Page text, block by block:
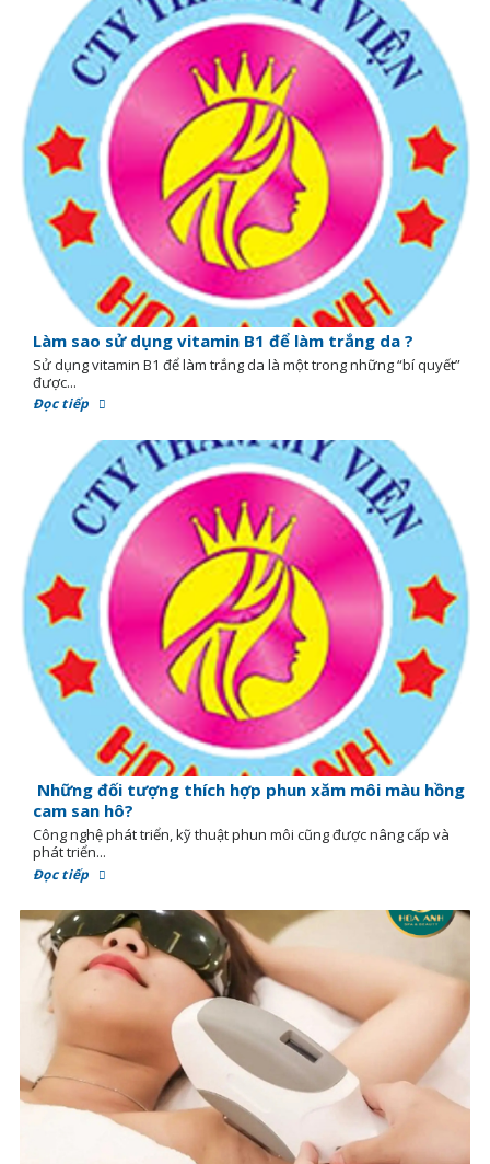
Làm sao sử dụng vitamin B1 để làm trắng da ?
Sử dụng vitamin B1 để làm trắng da là một trong những “bí quyết”
được...
Đọc tiếp
Những đối tượng thích hợp phun xăm môi màu hồng
cam san hô?
Công nghệ phát triển, kỹ thuật phun môi cũng được nâng cấp và
phát triển...
Đọc tiếp